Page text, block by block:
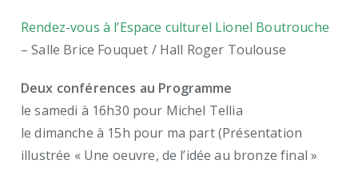
Rendez-vous à l’Espace culturel Lionel Boutrouche
– Salle Brice Fouquet / Hall Roger Toulouse
Deux conférences au Programme
le samedi à 16h30 pour Michel Tellia
le dimanche à 15h pour ma part (Présentation
illustrée « Une oeuvre, de l’idée au bronze final »